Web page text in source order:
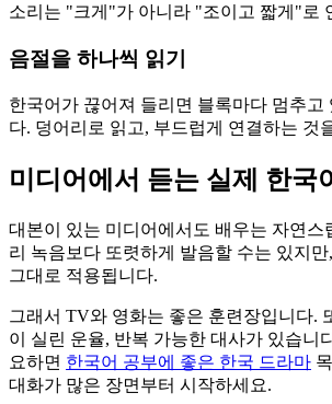
소리는 "크게"가 아니라 "조이고 짧게"로
음절을 하나씩 읽기
한국어가 끊어져 들리면 블록마다 멈추고
다. 덩어리로 읽고, 부드럽게 연결하는 것
미디어에서 듣는 실제 한국
대본이 있는 미디어에서도 배우는 자연스
리 녹음보다 또렷하게 발음할 수는 있지
그대로 적용됩니다.
그래서 TV와 영화는 좋은 훈련장입니다.
이 실린 운율, 반복 가능한 대사가 있습니
요하면 한국어 공부에 좋은 한국 드라마
대화가 많은 장면부터 시작하세요.